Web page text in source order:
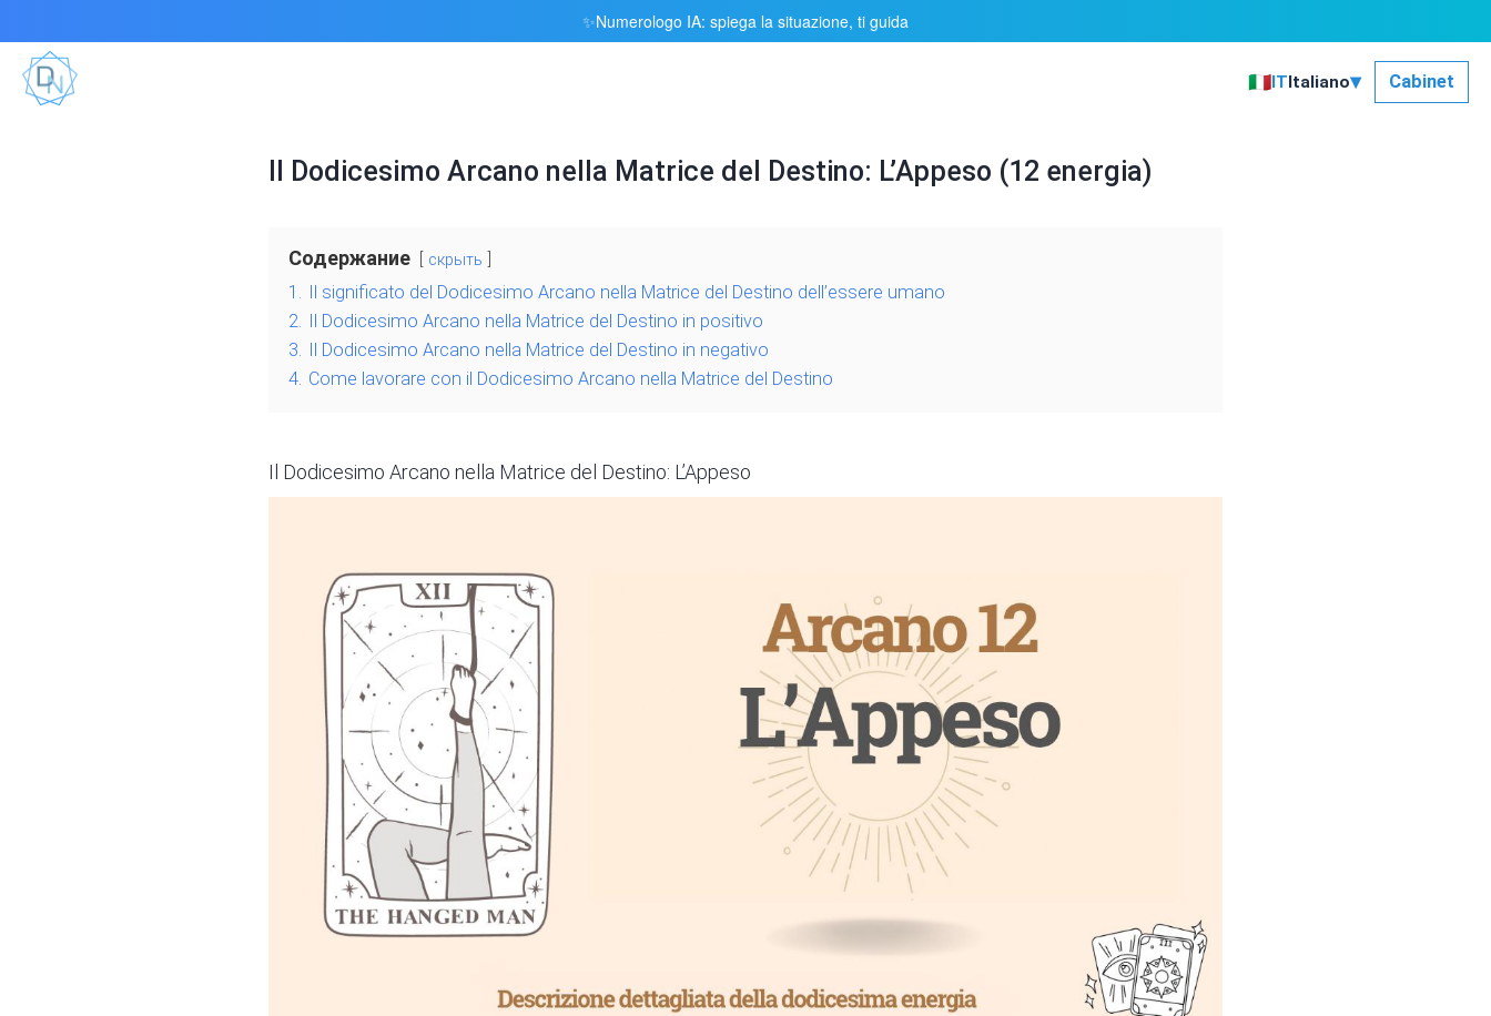
🇮🇹ITItaliano▾ Cabinet
Il Dodicesimo Arcano nella Matrice del Destino: L’Appeso (12 energia)
Содержание скрыть
1.
Il significato del Dodicesimo Arcano nella Matrice del Destino dell’essere umano
2.
Il Dodicesimo Arcano nella Matrice del Destino in positivo
3.
Il Dodicesimo Arcano nella Matrice del Destino in negativo
4. Come lavorare con il Dodicesimo Arcano nella Matrice del Destino
Il Dodicesimo Arcano nella Matrice del Destino: L’Appeso
✨Numerologo IA: spiega la situazione, ti guida